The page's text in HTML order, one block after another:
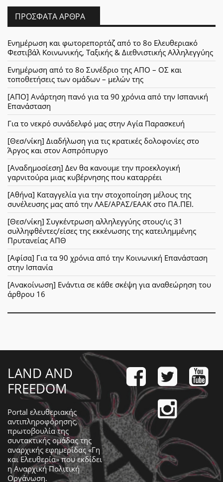
ΠΡΌΣΦΑΤΑ ΆΡΘΡΑ
Ενημέρωση και φωτορεπορτάζ από το 8ο Ελευθεριακό
Φεστιβάλ Κοινωνικής, Ταξικής & Διεθνιστικής Αλληλεγγύης
Ενημέρωση από το 8ο Συνέδριο της ΑΠΟ – ΟΣ και
τοποθετήσεις των ομάδων – μελών της
[ΑΠΟ] Ανάρτηση πανό για τα 90 χρόνια από την Ισπανική
Επανάσταση
Για το νεκρό συνάδελφό μας στην Αγία Παρασκευή
[Θεσ/νίκη] Διαδήλωση για τις κρατικές δολοφονίες στο
Άργος και στον Ασπρόπυργο
[Αναδημοσίεση] Δεν θα κανουμε την προεκλογική
γαρνιτούρα μιας κυβέρνησης που καταρρέει
[Αθήνα] Καταγγελία για την στοχοποίηση μέλους της
συνέλευσης μας από την ΛΑΕ/ΑΡΑΣ/ΕΑΑΚ στο ΠΑ.ΠΕΙ.
[Θεσ/νίκη] Συγκέντρωση αλληλεγγύης στους/ις 31
συλληφθέντες/είσες της εκκένωσης της κατειλημμένης
Πρυτανείας ΑΠΘ
[Αφίσα] Για τα 90 χρόνια από την Κοινωνική Επανάσταση
στην Ισπανία
[Ανακοίνωση] Ενάντια σε κάθε σκέψη για αναθεώρηση του
άρθρου 16
LAND AND
FREEDOM
Portal ελευθεριακής
αντιπληροφόρησης,
πρωτοβουλία της
συντακτικής ομάδας της
αναρχικής εφημερίδας «Γη
και Ελευθερία» που εκδίδει
ηΑναρχική Πολιτική
Οργάνωση.